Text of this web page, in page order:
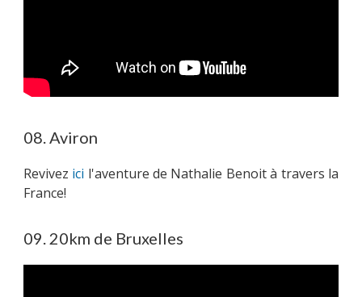
08. Aviron
Revivez ici l'aventure de Nathalie Benoit à travers la
France!
09. 20km de Bruxelles